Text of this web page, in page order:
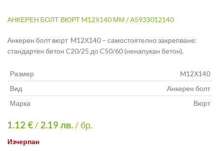
АНКЕРЕН БОЛТ ВЮРТ M12Х140 ММ / А5933012140
Анкерен болт вюрт M12Х140 – самостоятелно закрепване:
стандартен бетон C20/25 до C50/60 (ненапукан бетон).
Размер
M12Х140
Вид
Анкерен болт
Марка
Вюрт
1.12 €/ 2.19 лв./ бр.
Изчерпан